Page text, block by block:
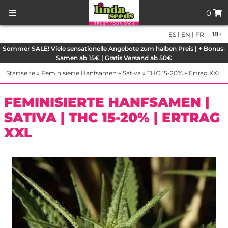
0
18+
ES | EN | FR
Sommer SALE! Viele sensationelle Angebote zum halben Preis | + Bonus-
Samen ab 15€ | Gratis Versand ab 50€
Startseite » Feminisierte Hanfsamen » Sativa » THC 15-20% » Ertrag XXL
FEMINISIERTE HANFSAMEN |
SATIVA | THC 15-20% | ERTRAG
XXL